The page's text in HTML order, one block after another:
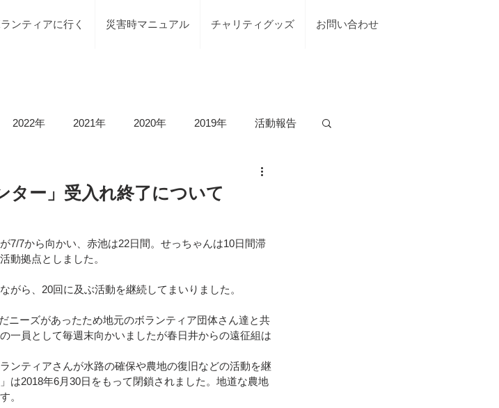
ンティアに行く 災害時マニュアル チャリティグッズ お問い合わせ
2022年 2021年 2020年 2019年 活動報告
） 令和5年石川県能登半島地震
潟県村上市）
ター」受入れ終了について
7/7から向かい、赤池は22日間。せっちゃんは10日間滞
動拠点としました。
ら、20回に及ぶ活動を継続してまいりました。
ニーズがあったため地元のボランティア団体さん達と共
一員として毎週末向かいましたが春日井からの遠征組は
ンティアさんが水路の確保や農地の復旧などの活動を継
は2018年6月30日をもって閉鎖されました。地道な農地
。